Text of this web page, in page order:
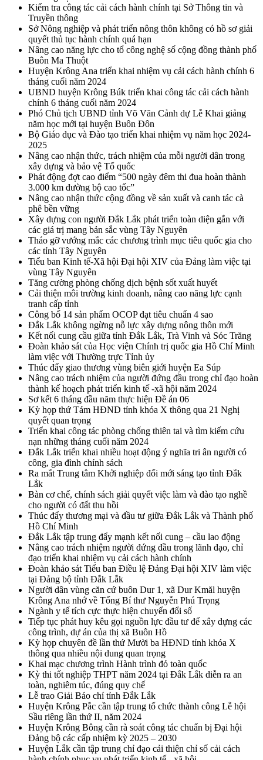
Kiểm tra công tác cải cách hành chính tại Sở Thông tin và
Truyền thông
Sở Nông nghiệp và phát triển nông thôn không có hồ sơ giải
quyết thủ tục hành chính quá hạn
Nâng cao năng lực cho tổ công nghệ số cộng đồng thành phố
Buôn Ma Thuột
Huyện Krông Ana triển khai nhiệm vụ cải cách hành chính 6
tháng cuối năm 2024
UBND huyện Krông Búk triển khai công tác cải cách hành
chính 6 tháng cuối năm 2024
Phó Chủ tịch UBND tỉnh Võ Văn Cảnh dự Lễ Khai giảng
năm học mới tại huyện Buôn Đôn
Bộ Giáo dục và Đào tạo triển khai nhiệm vụ năm học 2024-
2025
Nâng cao nhận thức, trách nhiệm của mỗi người dân trong
xây dựng và bảo vệ Tổ quốc
Phát động đợt cao điểm “500 ngày đêm thi đua hoàn thành
3.000 km đường bộ cao tốc”
Nâng cao nhận thức cộng đồng về sản xuất và canh tác cà
phê bền vững
Xây dựng con người Đắk Lắk phát triển toàn diện gắn với
các giá trị mang bản sắc vùng Tây Nguyên
Tháo gỡ vướng mắc các chương trình mục tiêu quốc gia cho
các tỉnh Tây Nguyên
Tiểu ban Kinh tế-Xã hội Đại hội XIV của Đảng làm việc tại
vùng Tây Nguyên
Tăng cường phòng chống dịch bệnh sốt xuất huyết
Cải thiện môi trường kinh doanh, nâng cao năng lực cạnh
tranh cấp tỉnh
Công bố 14 sản phẩm OCOP đạt tiêu chuẩn 4 sao
Đắk Lắk không ngừng nỗ lực xây dựng nông thôn mới
Kết nối cung cầu giữa tỉnh Đắk Lắk, Trà Vinh và Sóc Trăng
Đoàn khảo sát của Học viện Chính trị quốc gia Hồ Chí Minh
làm việc với Thường trực Tỉnh ủy
Thúc đẩy giao thương vùng biên giới huyện Ea Súp
Nâng cao trách nhiệm của người đứng đầu trong chỉ đạo hoàn
thành kế hoạch phát triển kinh tế -xã hội năm 2024
Sơ kết 6 tháng đầu năm thực hiện Đề án 06
Kỳ họp thứ Tám HĐND tỉnh khóa X thông qua 21 Nghị
quyết quan trọng
Triển khai công tác phòng chống thiên tai và tìm kiếm cứu
nạn những tháng cuối năm 2024
Đắk Lắk triển khai nhiều hoạt động ý nghĩa tri ân người có
công, gia đình chính sách
Ra mắt Trung tâm Khởi nghiệp đổi mới sáng tạo tỉnh Đắk
Lắk
Bàn cơ chế, chính sách giải quyết việc làm và đào tạo nghề
cho người có đất thu hồi
Thúc đẩy thương mại và đầu tư giữa Đắk Lắk và Thành phố
Hồ Chí Minh
Đắk Lắk tập trung đẩy mạnh kết nối cung – cầu lao động
Nâng cao trách nhiệm người đứng đầu trong lãnh đạo, chỉ
đạo triển khai nhiệm vụ cải cách hành chính
Đoàn khảo sát Tiểu ban Điều lệ Đảng Đại hội XIV làm việc
tại Đảng bộ tỉnh Đắk Lắk
Người dân vùng căn cứ buôn Dur 1, xã Dur Kmăl huyện
Krông Ana nhớ về Tổng Bí thư Nguyễn Phú Trọng
Ngành y tế tích cực thực hiện chuyển đổi số
Tiếp tục phát huy kêu gọi nguồn lực đầu tư để xây dựng các
công trình, dự án của thị xã Buôn Hồ
Kỳ họp chuyên đề lần thứ Mười ba HĐND tỉnh khóa X
thông qua nhiều nội dung quan trọng
Khai mạc chương trình Hành trình đỏ toàn quốc
Kỳ thi tốt nghiệp THPT năm 2024 tại Đắk Lắk diễn ra an
toàn, nghiêm túc, đúng quy chế
Lễ trao Giải Báo chí tỉnh Đắk Lắk
Huyện Krông Pắc cần tập trung tổ chức thành công Lễ hội
Sầu riêng lần thứ II, năm 2024
Huyện Krông Bông cần rà soát công tác chuẩn bị Đại hội
Đảng bộ các cấp nhiệm kỳ 2025 – 2030
Huyện Lắk cần tập trung chỉ đạo cải thiện chỉ số cải cách